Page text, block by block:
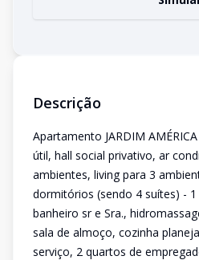
Descrição
Apartamento JARDIM
útil, hall social privativo, ar
ambientes, living para 3
dormitórios (sendo 4 suítes) -
banheiro sr e Sra.,
sala de almoço, cozinha
serviço, 2 quartos de